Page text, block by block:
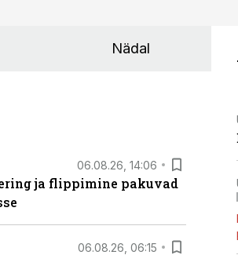
Nädal
06.08.26, 14:06
ja flippimine pakuvad
06.08.26, 06:15